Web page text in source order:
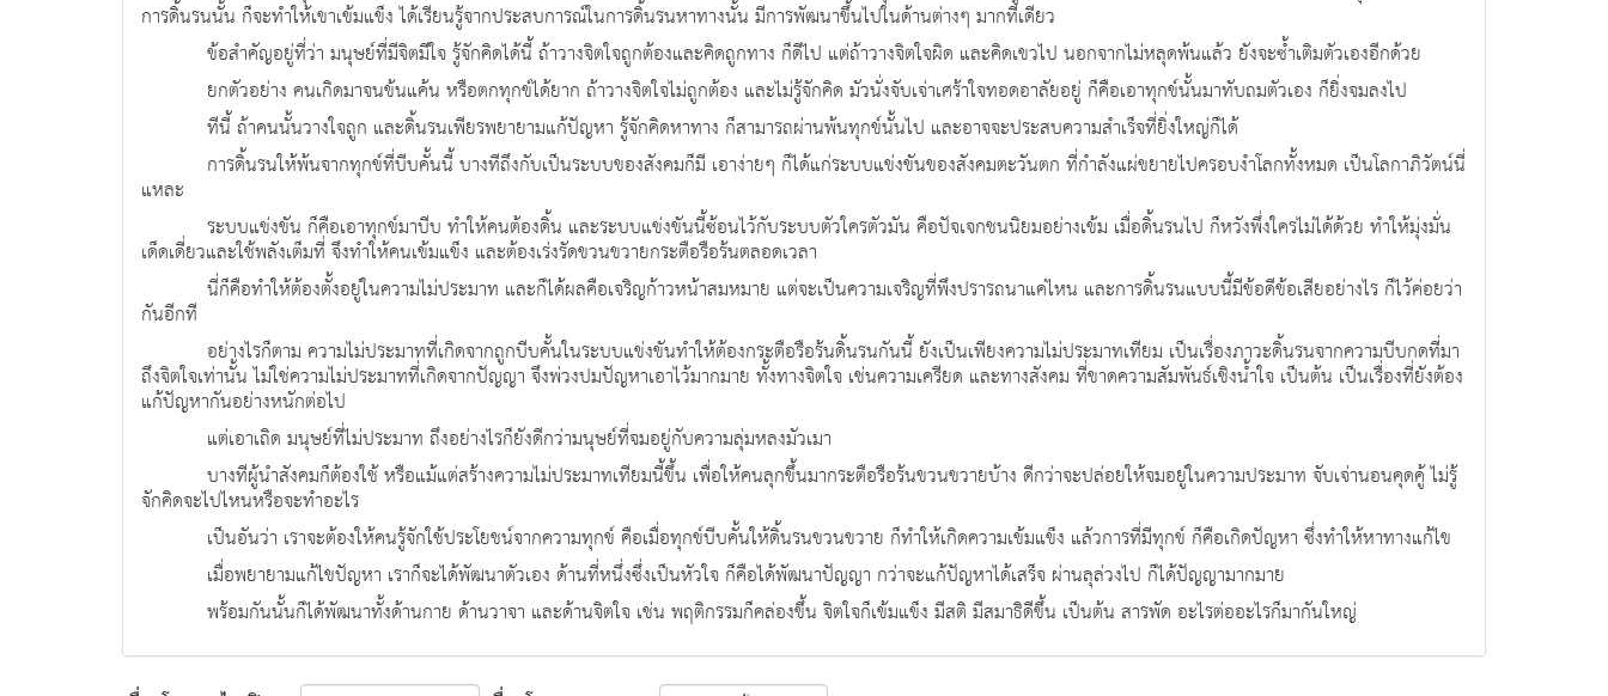
การดิ้นรนนั้น ก็จะทำให้เขาเข้มแข็ง ได้เรียนรู้จากประสบการณ์ในการดิ้นรนหาทางนั้น มีการพัฒนาขึ้นไปในด้านต่างๆ มากทีเดียว
ข้อสำคัญอยู่ที่ว่า มนุษย์ที่มีจิตมีใจ รู้จักคิดได้นี้ ถ้าวางจิตใจถูกต้องและคิดถูกทาง ก็ดีไป แต่ถ้าวางจิตใจผิด และคิดเขวไป นอกจากไม่หลุดพ้นแล้ว ยังจะซ้ำเติมตัวเองอีกด้วย
ยกตัวอย่าง คนเกิดมาจนข้นแค้น หรือตกทุกข์ได้ยาก ถ้าวางจิตใจไม่ถูกต้อง และไม่รู้จักคิด มัวนั่งจับเจ่าเศร้าใจทอดอาลัยอยู่ ก็คือเอาทุกข์นั้นมาทับถมตัวเอง ก็ยิ่งจมลงไป
ทีนี้ ถ้าคนนั้นวางใจถูก และดิ้นรนเพียรพยายามแก้ปัญหา รู้จักคิดหาทาง ก็สามารถผ่านพ้นทุกข์นั้นไป และอาจจะประสบความสำเร็จที่ยิ่งใหญ่ก็ได้
การดิ้นรนให้พ้นจากทุกข์ที่บีบคั้นนี้ บางทีถึงกับเป็นระบบของสังคมก็มี เอาง่ายๆ ก็ได้แก่ระบบแข่งขันของสังคมตะวันตก ที่กำลังแผ่ขยายไปครอบงำโลกทั้งหมด เป็นโลกาภิวัตน์นี่
แหละ
ระบบแข่งขัน ก็คือเอาทุกข์มาบีบ ทำให้คนต้องดิ้น และระบบแข่งขันนี้ซ้อนไว้กับระบบตัวใครตัวมัน คือปัจเจกชนนิยมอย่างเข้ม เมื่อดิ้นรนไป ก็หวังพึ่งใครไม่ได้ด้วย ทำให้มุ่งมั่น
เด็ดเดี่ยวและใช้พลังเต็มที่ จึงทำให้คนเข้มแข็ง และต้องเร่งรัดขวนขวายกระตือรือร้นตลอดเวลา
นี่ก็คือทำให้ต้องตั้งอยู่ในความไม่ประมาท และก็ได้ผลคือเจริญก้าวหน้าสมหมาย แต่จะเป็นความเจริญที่พึงปรารถนาแค่ไหน และการดิ้นรนแบบนี้มีข้อดีข้อเสียอย่างไร ก็ไว้ค่อยว่า
กันอีกที
อย่างไรก็ตาม ความไม่ประมาทที่เกิดจากถูกบีบคั้นในระบบแข่งขันทำให้ต้องกระตือรือร้นดิ้นรนกันนี้ ยังเป็นเพียงความไม่ประมาทเทียม เป็นเรื่องภาวะดิ้นรนจากความบีบกดที่มา
ถึงจิตใจเท่านั้น ไม่ใช่ความไม่ประมาทที่เกิดจากปัญญา จึงพ่วงปมปัญหาเอาไว้มากมาย ทั้งทางจิตใจ เช่นความเครียด และทางสังคม ที่ขาดความสัมพันธ์เชิงน้ำใจ เป็นต้น เป็นเรื่องที่ยังต้อง
แก้ปัญหากันอย่างหนักต่อไป
แต่เอาเถิด มนุษย์ที่ไม่ประมาท ถึงอย่างไรก็ยังดีกว่ามนุษย์ที่จมอยู่กับความลุ่มหลงมัวเมา
บางทีผู้นำสังคมก็ต้องใช้ หรือแม้แต่สร้างความไม่ประมาทเทียมนี้ขึ้น เพื่อให้คนลุกขึ้นมากระตือรือร้นขวนขวายบ้าง ดีกว่าจะปล่อยให้จมอยู่ในความประมาท จับเจ่านอนคุดคู้ ไม่รู้
จักคิดจะไปไหนหรือจะทำอะไร
เป็นอันว่า เราจะต้องให้คนรู้จักใช้ประโยชน์จากความทุกข์ คือเมื่อทุกข์บีบคั้นให้ดิ้นรนขวนขวาย ก็ทำให้เกิดความเข้มแข็ง แล้วการที่มีทุกข์ ก็คือเกิดปัญหา ซึ่งทำให้หาทางแก้ไข
เมื่อพยายามแก้ไขปัญหา เราก็จะได้พัฒนาตัวเอง ด้านที่หนึ่งซึ่งเป็นหัวใจ ก็คือได้พัฒนาปัญญา กว่าจะแก้ปัญหาได้เสร็จ ผ่านลุล่วงไป ก็ได้ปัญญามากมาย
พร้อมกันนั้นก็ได้พัฒนาทั้งด้านกาย ด้านวาจา และด้านจิตใจ เช่น พฤติกรรมก็คล่องขึ้น จิตใจก็เข้มแข็ง มีสติ มีสมาธิดีขึ้น เป็นต้น สารพัด อะไรต่ออะไรก็มากันใหญ่